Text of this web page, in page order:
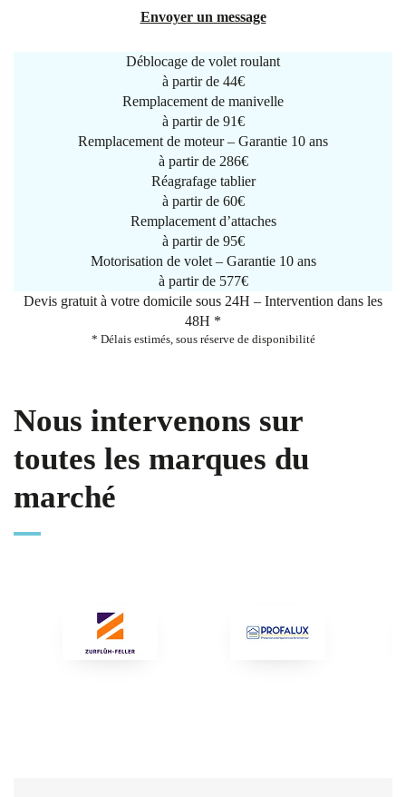
Envoyer un message
Déblocage de volet roulant
à partir de 44€
Remplacement de manivelle
à partir de 91€
Remplacement de moteur – Garantie 10 ans
à partir de 286€
Réagrafage tablier
à partir de 60€
Remplacement d’attaches
à partir de 95€
Motorisation de volet – Garantie 10 ans
à partir de 577€
Devis gratuit à votre domicile sous 24H – Intervention dans les
48H *
* Délais estimés, sous réserve de disponibilité
Nous intervenons sur
toutes les marques du
marché